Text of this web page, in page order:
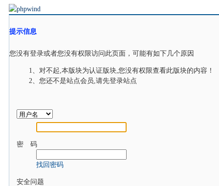
提示信息
您没有登录或者您没有权限访问此页面，可能有如下几个原因
1、对不起,本版块为认证版块,您没有权限查看此版块的内容！
2、您还不是站点会员,请先登录站点
密 码
找回密码
安全问题